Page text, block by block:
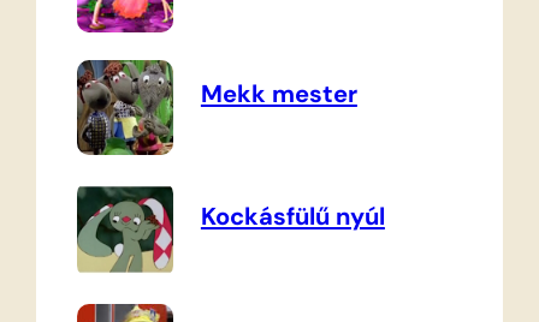
Mekk mester
Kockásfülű nyúl